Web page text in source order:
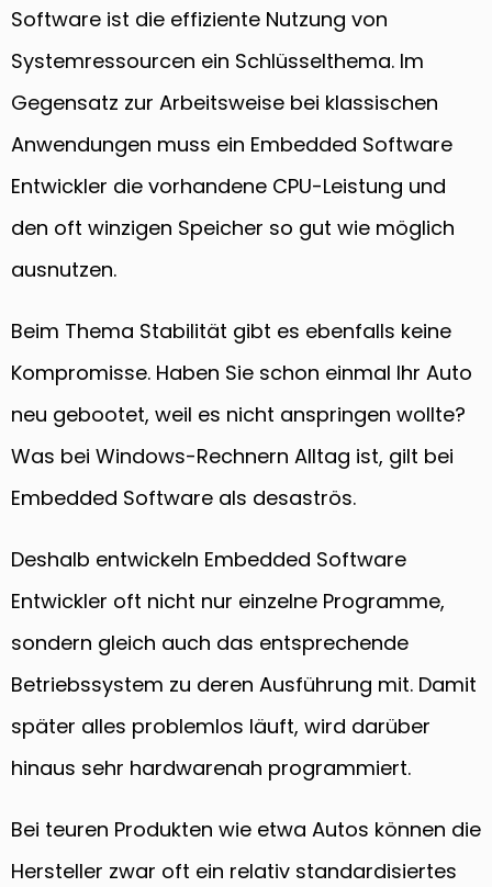
Software ist die effiziente Nutzung von
Systemressourcen ein Schlüsselthema. Im
Gegensatz zur Arbeitsweise bei klassischen
Anwendungen muss ein Embedded Software
Entwickler die vorhandene CPU-Leistung und
den oft winzigen Speicher so gut wie möglich
ausnutzen.
Beim Thema Stabilität gibt es ebenfalls keine
Kompromisse. Haben Sie schon einmal Ihr Auto
neu gebootet, weil es nicht anspringen wollte?
Was bei Windows-Rechnern Alltag ist, gilt bei
Embedded Software als desaströs.
Deshalb entwickeln Embedded Software
Entwickler oft nicht nur einzelne Programme,
sondern gleich auch das entsprechende
Betriebssystem zu deren Ausführung mit. Damit
später alles problemlos läuft, wird darüber
hinaus sehr hardwarenah programmiert.
Bei teuren Produkten wie etwa Autos können die
Hersteller zwar oft ein relativ standardisiertes